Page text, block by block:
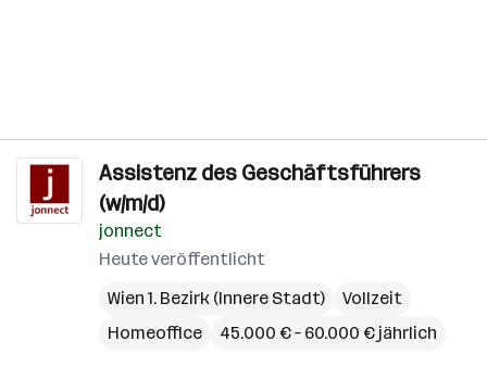
Assistenz des Geschäftsführers
(w/m/d)
jonnect
Heute veröffentlicht
Wien 1. Bezirk (Innere Stadt)
Vollzeit
Homeoffice
45.000 € – 60.000 € jährlich